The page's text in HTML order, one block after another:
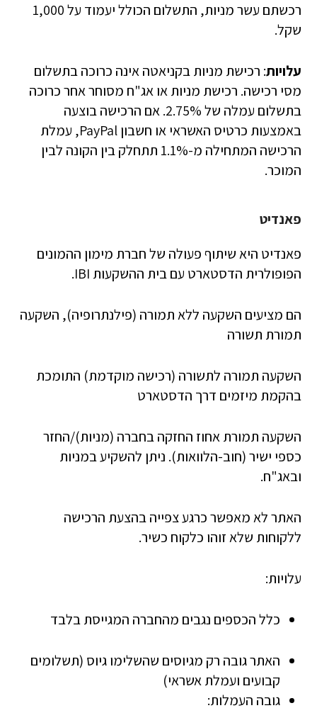
רכשתם עשר מניות, התשלום הכולל יעמוד על 1,000
שקל.
עלויות: רכישת מניות בקניאטה אינה כרוכה בתשלום
מסי רכישה. רכישת מניות או אג"ח מסוחר אחר כרוכה
בתשלום עמלה של 2.75%. אם הרכישה בוצעה
באמצעות כרטיס האשראי או חשבון PayPal, עמלת
הרכישה המתחילה מ-1.1% תתחלק בין הקונה לבין
המוכר.
פאנדיט
פאנדיט היא שיתוף פעולה של חברת מימון ההמונים
הפופולרית הדסטארט עם בית ההשקעות IBI.
הם מציעים השקעה ללא תמורה (פילנתרופיה), השקעה
תמורת תשורה
השקעה תמורה לתשורה (רכישה מוקדמת) התומכת
בהקמת מיזמים דרך הדסטארט
השקעה תמורת אחוז החזקה בחברה (מניות)/החזר
כספי ישיר (חוב-הלוואות). ניתן להשקיע במניות
ובאג"ח.
האתר לא מאפשר כרגע צפייה בהצעת הרכישה
ללקוחות שלא זוהו כלקוח כשיר.
עלויות:
כלל הכספים נגבים מהחברה המגייסת בלבד
האתר גובה רק מגיוסים שהשלימו גיוס (תשלומים
קבועים ועמלת אשראי)
גובה העמלות: